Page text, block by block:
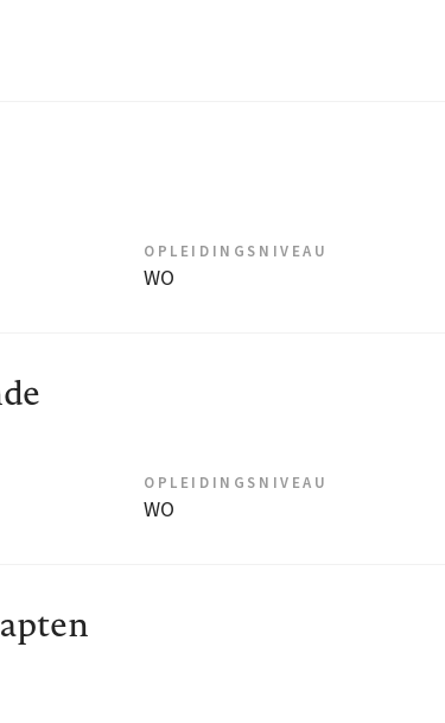
OPLEIDINGSNIVEAU
WO
OPLEIDINGSNIVEAU
WO